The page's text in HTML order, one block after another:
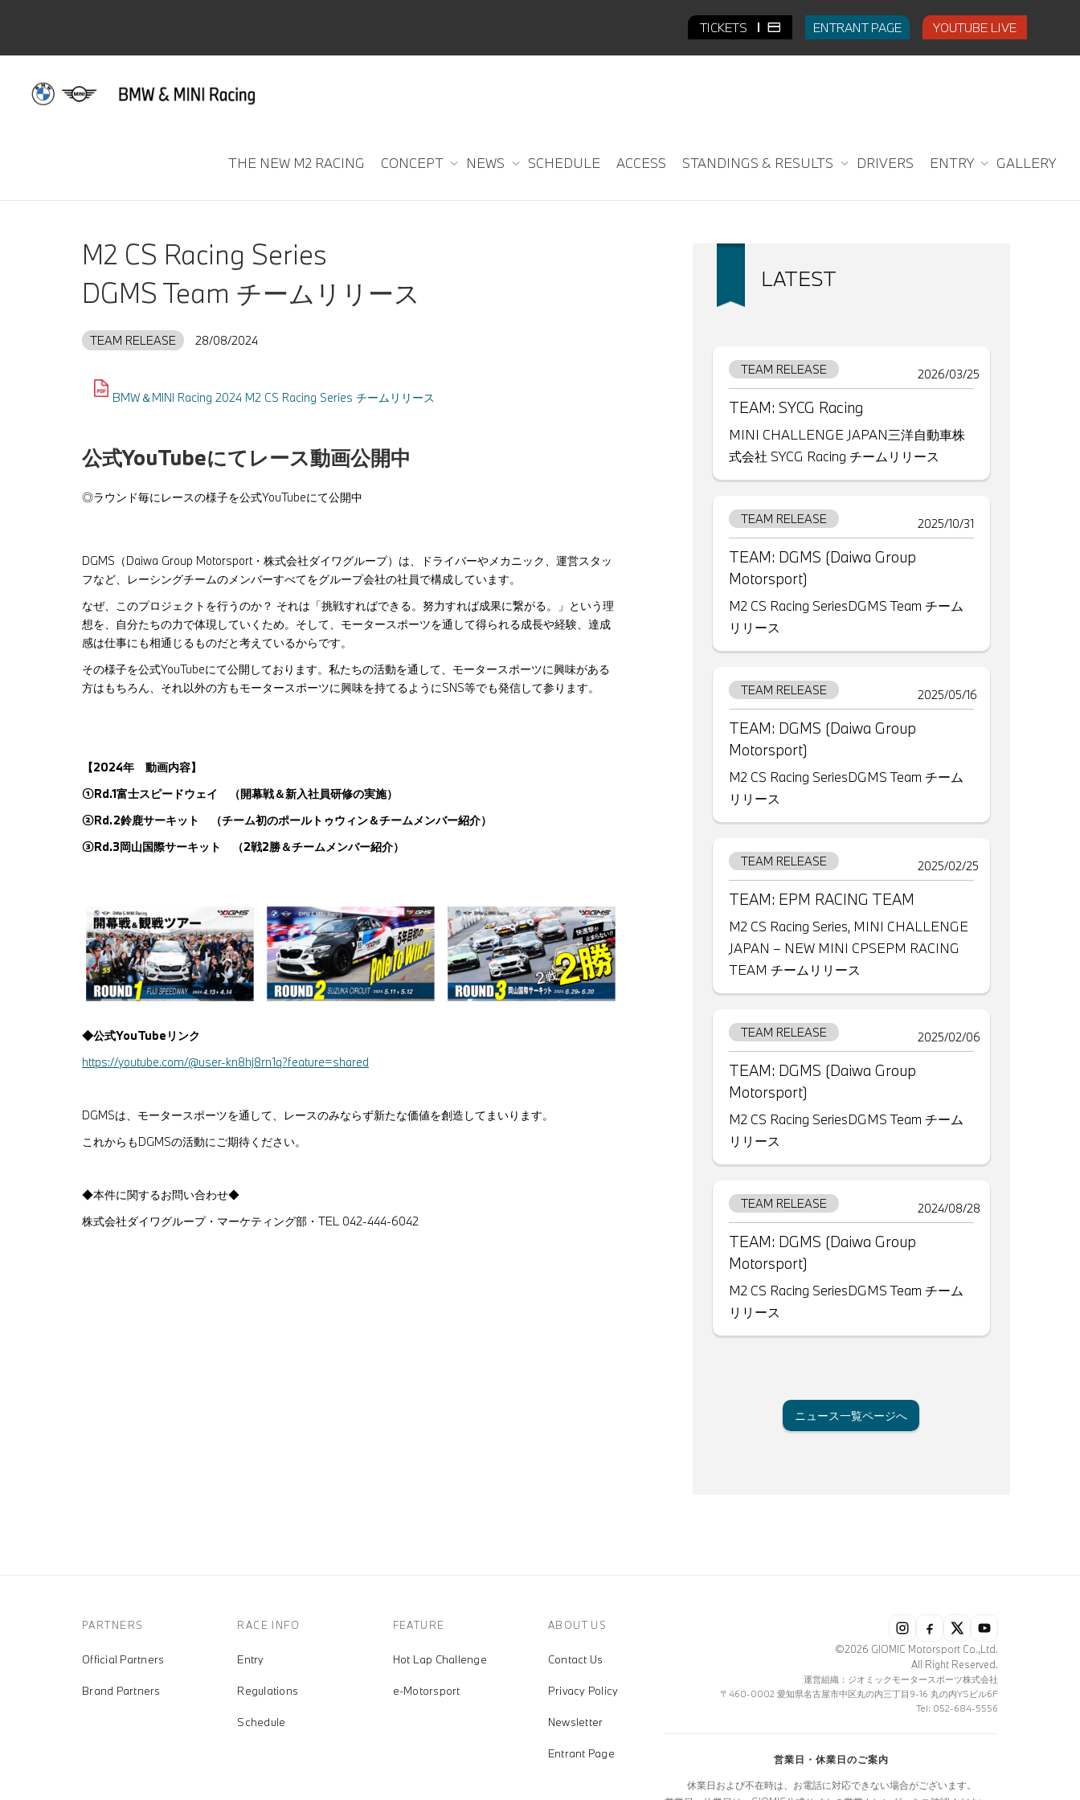
TICKETS ENTRANT PAGE YOUTUBE LIVE
THE NEW M2 RACING CONCEPT NEWS SCHEDULE ACCESS STANDINGS & RESULTS DRIVERS ENTRY GALLERY
TEAM RELEASE
M2 CS Racing Series
DGMS Team チームリリース
TEAM RELEASE 28/08/2024
BMW＆MINI Racing 2024 M2 CS Racing Series チームリリース
公式YouTubeにてレース動画公開中
◎ラウンド毎にレースの様子を公式YouTubeにて公開中
DGMS（Daiwa Group Motorsport・株式会社ダイワグループ）は、ドライバーやメカニック、運営スタッ
フなど、レーシングチームのメンバーすべてをグループ会社の社員で構成しています。
なぜ、このプロジェクトを行うのか？ それは「挑戦すればできる。努力すれば成果に繋がる。」という理
想を、自分たちの力で体現していくため。そして、モータースポーツを通して得られる成長や経験、達成
感は仕事にも相通じるものだと考えているからです。
その様子を公式YouTubeにて公開しております。私たちの活動を通して、モータースポーツに興味がある
方はもちろん、それ以外の方もモータースポーツに興味を持てるようにSNS等でも発信して参ります。
【2024年 動画内容】
①Rd.1富士スピードウェイ （開幕戦＆新入社員研修の実施）
②Rd.2鈴鹿サーキット （チーム初のポールトゥウィン＆チームメンバー紹介）
③Rd.3岡山国際サーキット （2戦2勝＆チームメンバー紹介）
◆公式YouTube リンク
https://youtube.com/@user-kn8hj8rn1q?feature=shared
DGMSは、モータースポーツを通して、レースのみならず新たな価値を創造してまいります。
これからもDGMSの活動にご期待ください。
◆本件に関するお問い合わせ◆
株式会社ダイワグループ・マーケティング部・TEL 042-444-6042
LATEST
TEAM RELEASE 2026/03/25
TEAM: SYCG Racing
MINI CHALLENGE JAPAN三洋自動車株
式会社 SYCG Racing チームリリース
TEAM RELEASE 2025/10/31
TEAM: DGMS (Daiwa Group
Motorsport)
M2 CS Racing SeriesDGMS Team チーム
リリース
TEAM RELEASE 2025/05/16
TEAM: DGMS (Daiwa Group
Motorsport)
M2 CS Racing SeriesDGMS Team チーム
リリース
TEAM RELEASE 2025/02/25
TEAM: EPM RACING TEAM
M2 CS Racing Series, MINI CHALLENGE
JAPAN – NEW MINI CPSEPM RACING
TEAM チームリリース
TEAM RELEASE 2025/02/06
TEAM: DGMS (Daiwa Group
Motorsport)
M2 CS Racing SeriesDGMS Team チーム
リリース
TEAM RELEASE 2024/08/28
TEAM: DGMS (Daiwa Group
Motorsport)
M2 CS Racing SeriesDGMS Team チーム
リリース
ニュース一覧ページへ
PARTNERS
Official Partners
Brand Partners
RACE INFO
Entry
Regulations
Schedule
FEATURE
Hot Lap Challenge
e-Motorsport
ABOUT US
Contact Us
Privacy Policy
Newsletter
Entrant Page
©2026 GIOMIC Motorsport Co.,Ltd.
All Right Reserved.
運営組織：ジオミックモータースポーツ株式会社
〒460-0002 愛知県名古屋市中区丸の内三丁目9-16 丸の内YSビル6F
Tel: 052-684-5556
営業日・休業日のご案内
休業日および不在時は、お電話に対応できない場合がございます。